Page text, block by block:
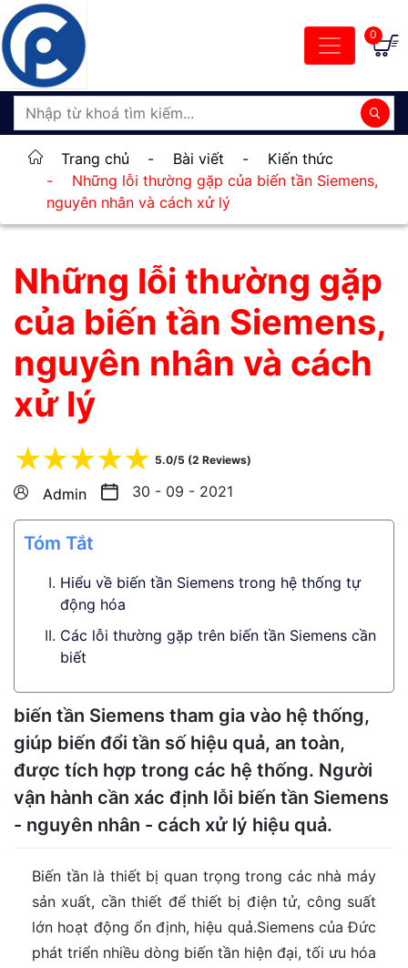
0
Trang chủ - Bài viết -
Kiến thức
-
Những lỗi thường gặp của biến tần Siemens,
nguyên nhân và cách xử lý
Những lỗi thường gặp
của biến tần Siemens,
nguyên nhân và cách
xử lý
☆
☆
☆
☆
☆ 5.0/5 (2 Reviews)
Admin 30 - 09 - 2021
Tóm Tắt
Hiểu về biến tần Siemens trong hệ thống tự
động hóa
Các lỗi thường gặp trên biến tần Siemens cần
biết
biến tần Siemens tham gia vào hệ thống,
giúp biến đổi tần số hiệu quả, an toàn,
được tích hợp trong các hệ thống. Người
vận hành cần xác định lỗi biến tần Siemens
- nguyên nhân - cách xử lý hiệu quả.
Biến tần là thiết bị quan trọng trong các nhà máy
sản xuất, cần thiết để thiết bị điện tử, công suất
lớn hoạt động ổn định, hiệu quả.Siemens của Đức
phát triển nhiều dòng biến tần hiện đại, tối ưu hóa